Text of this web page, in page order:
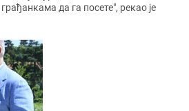
да га посете", рекао је